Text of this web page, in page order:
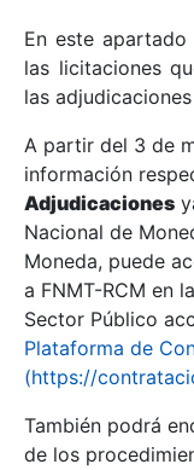
Mostrar/Ocultar
Mostrar/Ocultar
En este
las licitaciones
las
A partir del 3 de
información
Adjudicaciones
Nacional de
Moneda, puede
a FNMT-RCM en
Sector Público
Plataforma de
(https://
También podrá
de los